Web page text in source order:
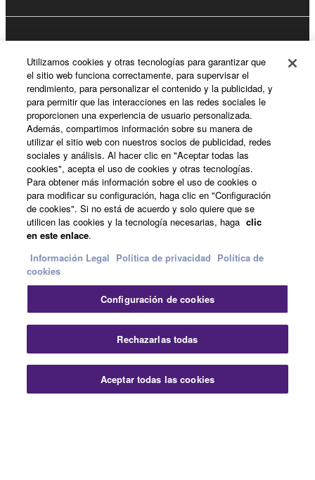
Soporte
Registro de Yamaha Music ID
Acerca de Yamaha
España - Spanish
Empresa
Contacte con nosotrosTerminos de uso
Politica de privacidadPolítica de cookies
Utilizamos cookies y otras tecnologías para garantizar que
el sitio web funciona correctamente, para supervisar el
rendimiento, para personalizar el contenido y la publicidad, y
para permitir que las interacciones en las redes sociales le
proporcionen una experiencia de usuario personalizada.
Además, compartimos información sobre su manera de
utilizar el sitio web con nuestros socios de publicidad, redes
sociales y análisis. Al hacer clic en "Aceptar todas las
cookies", acepta el uso de cookies y otras tecnologías.
Para obtener más información sobre el uso de cookies o
para modificar su configuración, haga clic en "Configuración
de cookies". Si no está de acuerdo y solo quiere que se
utilicen las cookies y la tecnología necesarias, haga clic
en este enlace.
Información Legal Politica de privacidad Política de
cookies
Configuración de cookies
Rechazarlas todas
Aceptar todas las cookies